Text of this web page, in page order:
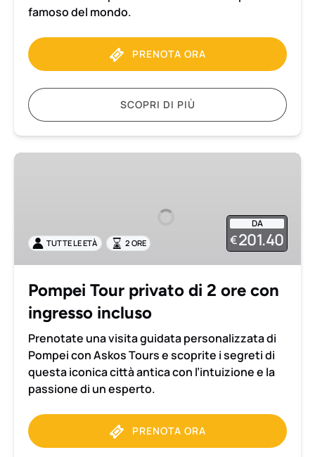
famoso del mondo.
PRENOTA ORA
SCOPRI DI PIÙ
Pompei
ore
con
incluso
DA
€201.40
TUTTE LE ETÀ 2 ORE
Pompei Tour privato di 2 ore con
ingresso incluso
Prenotate una visita guidata personalizzata di
Pompei con Askos Tours e scoprite i segreti di
questa iconica città antica con l’intuizione e la
passione di un esperto.
PRENOTA ORA